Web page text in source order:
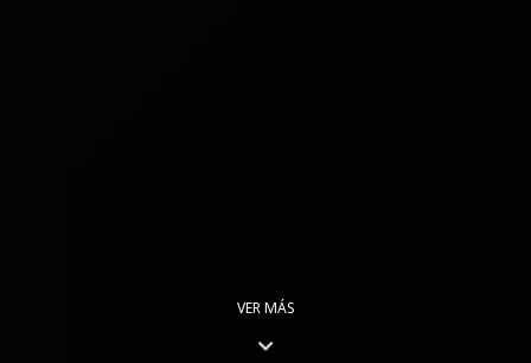
VER MÁS